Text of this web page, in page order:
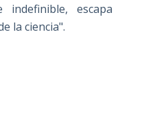
indefinible, escapa
la ciencia".